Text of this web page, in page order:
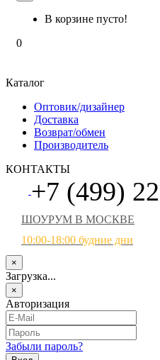
В корзине пусто!
0
Каталог
Оптовик/дизайнер
Доставка
Возврат/обмен
Производитель
КОНТАКТЫ
+7 (499)
ШОУРУМ В МОСКВЕ
10:00-18:00 будние дни
×
Загрузка...
×
Авторизация
Забыли пароль?